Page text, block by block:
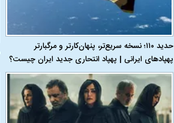
حدید ۱۱۰؛ نسخه سریع‌تر، پنهان‌کارتر و مرگبارتر
پهپادهای ایرانی | پهپاد انتحاری جدید ایران چیست؟